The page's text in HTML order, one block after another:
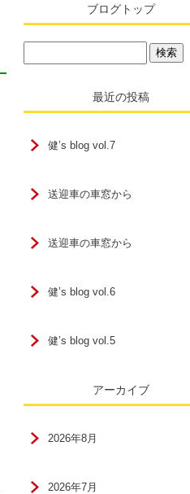
ブログトップ
最近の投稿
健’s blog vol.7
送迎車の車窓から
送迎車の車窓から
健’s blog vol.6
健’s blog vol.5
アーカイブ
2026年8月
2026年7月